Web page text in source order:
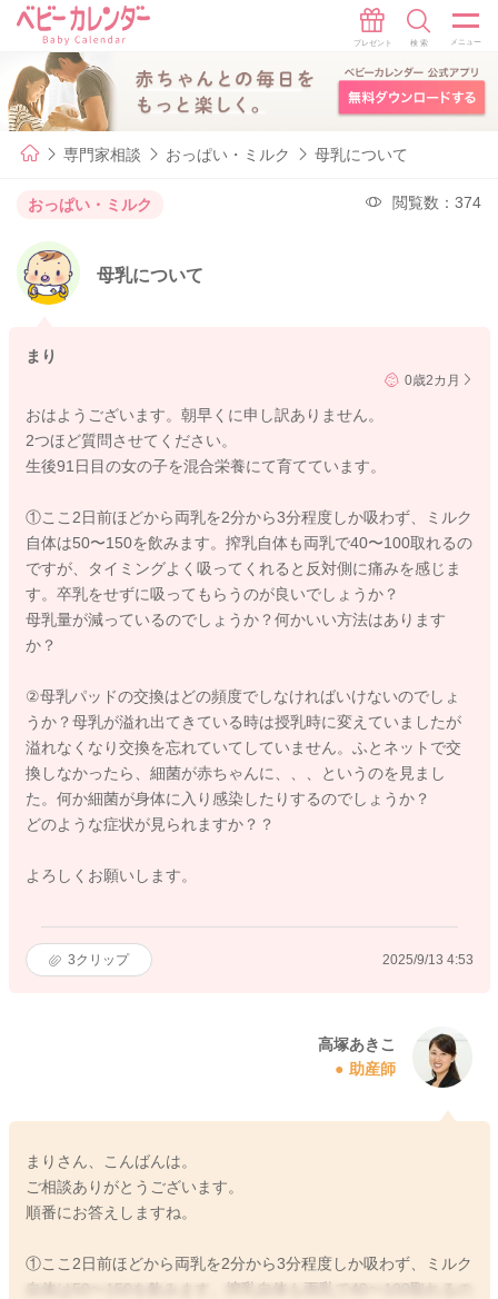
専門家相談 おっぱい・ミルク 母乳について
おっぱい・ミルク 閲覧数：374
母乳について
まり
0歳2カ月
おはようございます。朝早くに申し訳ありません。
2つほど質問させてください。
生後91日目の女の子を混合栄養にて育てています。
①ここ2日前ほどから両乳を2分から3分程度しか吸わず、ミルク
自体は50〜150を飲みます。搾乳自体も両乳で40〜100取れるの
ですが、タイミングよく吸ってくれると反対側に痛みを感じま
す。卒乳をせずに吸ってもらうのが良いでしょうか？
母乳量が減っているのでしょうか？何かいい方法はあります
か？
②母乳パッドの交換はどの頻度でしなければいけないのでしょ
うか？母乳が溢れ出てきている時は授乳時に変えていましたが
溢れなくなり交換を忘れていてしていません。ふとネットで交
換しなかったら、細菌が赤ちゃんに、、、というのを見まし
た。何か細菌が身体に入り感染したりするのでしょうか？
どのような症状が見られますか？？
よろしくお願いします。
3クリップ 2025/9/13 4:53
高塚あきこ
助産師
まりさん、こんばんは。
ご相談ありがとうございます。
順番にお答えしますね。
①ここ2日前ほどから両乳を2分から3分程度しか吸わず、ミルク
自体は50〜150を飲みます。搾乳自体も両乳で40〜100取れるの